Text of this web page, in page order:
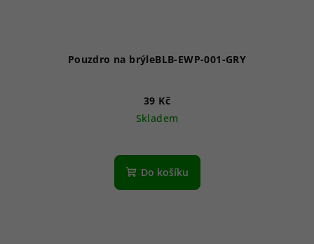
Pouzdro na brýleBLB-EWP-001-GRY
39 Kč
Skladem
Do košíku